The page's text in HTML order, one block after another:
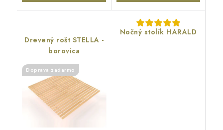
Drevený rošt STELLA -
borovica
Doprava zadarmo
Nočný stolík HARALD